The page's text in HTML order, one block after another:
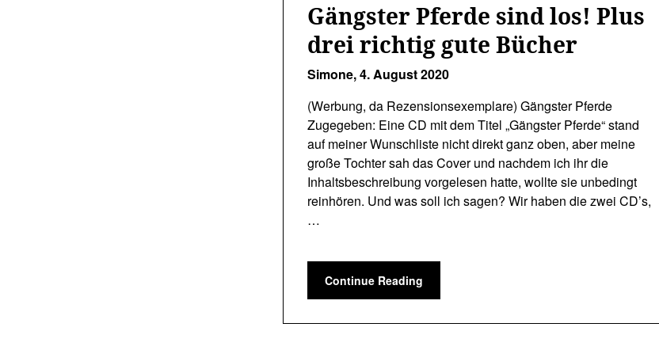
Gängster Pferde sind los! Plus
drei richtig gute Bücher
Simone,4. August 2020
(Werbung, da Rezensionsexemplare) Gängster Pferde
Zugegeben: Eine CD mit dem Titel „Gängster Pferde“ stand
auf meiner Wunschliste nicht direkt ganz oben, aber meine
große Tochter sah das Cover und nachdem ich ihr die
Inhaltsbeschreibung vorgelesen hatte, wollte sie unbedingt
reinhören. Und was soll ich sagen? Wir haben die zwei CD’s,
…
Continue Reading